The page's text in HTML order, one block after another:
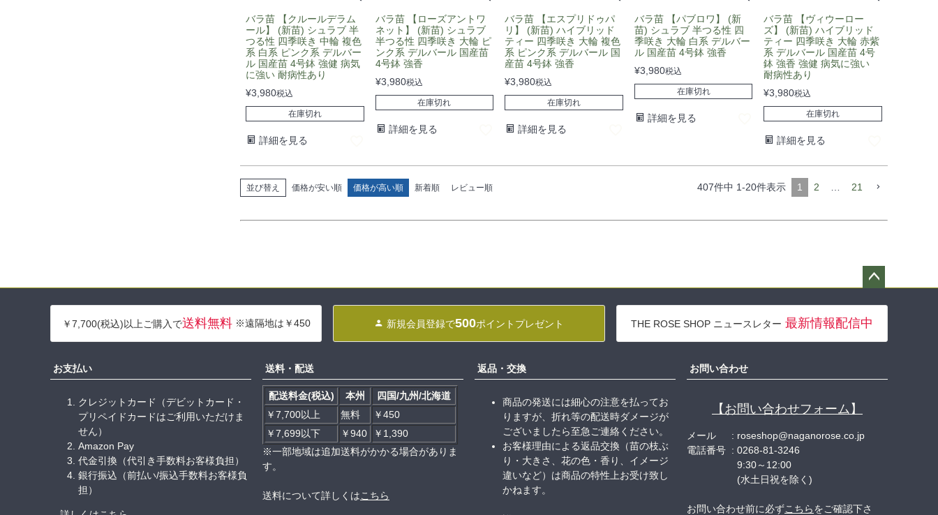
バラ苗 【クルールデラム
ール】 (新苗) シュラブ 半
つる性 四季咲き 中輪 複色
系 白系 ピンク系 デルバー
ル 国産苗 4号鉢 強健 病気
に強い 耐病性あり
¥3,980税込
在庫切れ
詳細を見る
バラ苗 【ローズアントワ
ネット】 (新苗) シュラブ
半つる性 四季咲き 大輪 ピ
ンク系 デルバール 国産苗
4号鉢 強香
¥3,980税込
在庫切れ
詳細を見る
バラ苗 【エスプリドゥパ
リ】 (新苗) ハイブリッド
ティー 四季咲き 大輪 複色
系 ピンク系 デルバール 国
産苗 4号鉢 強香
¥3,980税込
在庫切れ
詳細を見る
バラ苗 【パブロワ】 (新
苗) シュラブ 半つる性 四
季咲き 大輪 白系 デルバー
ル 国産苗 4号鉢 強香
¥3,980税込
在庫切れ
詳細を見る
バラ苗 【ヴィウーロー
ズ】 (新苗) ハイブリッド
ティー 四季咲き 大輪 赤紫
系 デルバール 国産苗 4号
鉢 強香 強健 病気に強い
耐病性あり
¥3,980税込
在庫切れ
詳細を見る
並び替え 価格が安い順 価格が高い順 新着順 レビュー順 407件中 1-20件表示 1 2 … 21
ップ
へ
￥7,700(税込)以上ご購入で送料無料※遠隔地は￥450 新規会員登録で500ポイントプレゼント THE ROSE SHOP ニュースレター 最新情報配信中
お支払い
クレジットカード（デビットカード・
プリペイドカードはご利用いただけま
せん）
Amazon Pay
代金引換（代引き手数料お客様負担）
銀行振込（前払い/振込手数料お客様負
担）
送料・配送
配送料金(税込) 本州
四国/九州/北海道
￥7,700以上
無料
￥450
￥7,699以下
￥940
￥1,390
※一部地域は追加送料がかかる場合がありま
す。
送料について詳しくはこちら
返品・交換
商品の発送には細心の注意を払ってお
りますが、折れ等の配送時ダメージが
ございましたら至急ご連絡ください。
お客様理由による返品交換（苗の枝ぶ
り・大きさ、花の色・香り、イメージ
違いなど）は商品の特性上お受け致し
かねます。
お問い合わせ
【お問い合わせフォーム】
メール
roseshop@naganorose.co.jp
電話番号
0268-81-3246
9:30～12:00
(水土日祝を除く)
お問い合わせ前に必ずこちらをご確認下さ